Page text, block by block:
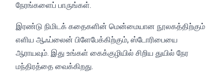
நேரங்களைப் பாருங்கள்.
இரண்டு நிமிடக் கதைகளின் மென்மையான நூலகத்திற்கும்
எளிய ஆஃப்லைன் பிளேபேக்கிற்கும், ஸ்டோரிபையை
ஆராயவும். இது உங்கள் கைக்குழியில் சிறிய துயில் நேர
மந்திரத்தை வைக்கிறது.